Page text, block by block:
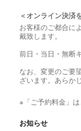
＜オンライン決済
お客様のご都合に
戴致します。
前日・当日・無断
なお、変更のご要
ざいます。あらか
※「ご予約料金」
お知らせ